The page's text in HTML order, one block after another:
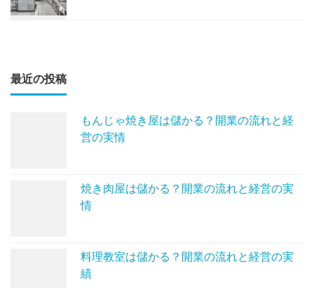
最近の投稿
もんじゃ焼き屋は儲かる？開業の流れと経
営の実情
焼き肉屋は儲かる？開業の流れと経営の実
情
料理教室は儲かる？開業の流れと経営の実
績